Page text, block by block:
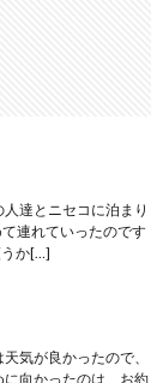
達とニセコに泊まり
連れていったのです
うか[…]
気が良かったので、
向かったのは、お約